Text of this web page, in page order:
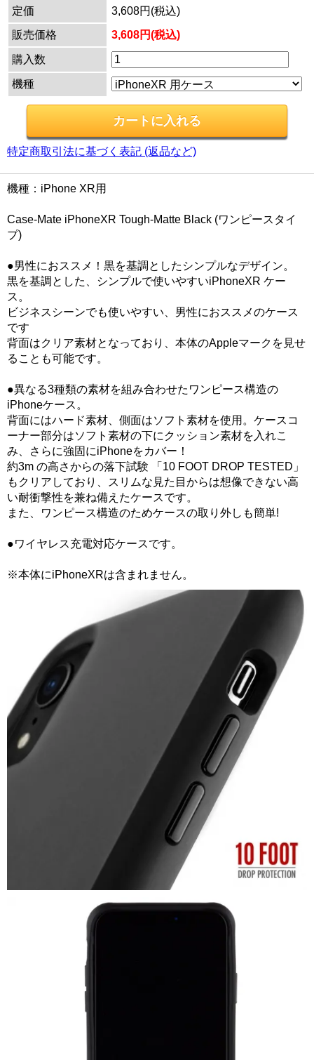
定価
3,608円(税込)
販売価格
3,608円(税込)
購入数
機種
特定商取引法に基づく表記 (返品など)
機種：iPhone XR用
Case-Mate iPhoneXR Tough-Matte Black (ワンピースタイ
プ)
●男性におススメ！黒を基調としたシンプルなデザイン。
黒を基調とした、シンプルで使いやすいiPhoneXR ケー
ス。
ビジネスシーンでも使いやすい、男性におススメのケース
です
背面はクリア素材となっており、本体のAppleマークを見せ
ることも可能です。
●異なる3種類の素材を組み合わせたワンピース構造の
iPhoneケース。
背面にはハード素材、側面はソフト素材を使用。ケースコ
ーナー部分はソフト素材の下にクッション素材を入れこ
み、さらに強固にiPhoneをカバー！
約3m の高さからの落下試験 「10 FOOT DROP TESTED」
もクリアしており、スリムな見た目からは想像できない高
い耐衝撃性を兼ね備えたケースです。
また、ワンピース構造のためケースの取り外しも簡単!
●ワイヤレス充電対応ケースです。
※本体にiPhoneXRは含まれません。